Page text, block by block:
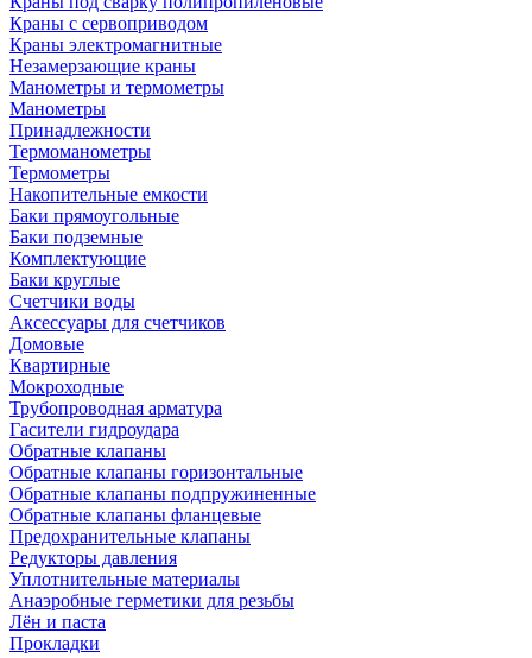
Краны с сервоприводом
Краны электромагнитные
Незамерзающие краны
Манометры и термометры
Манометры
Принадлежности
Термоманометры
Термометры
Накопительные емкости
Баки прямоугольные
Баки подземные
Комплектующие
Баки круглые
Счетчики воды
Аксессуары для счетчиков
Домовые
Квартирные
Мокроходные
Трубопроводная арматура
Гасители гидроудара
Обратные клапаны
Обратные клапаны горизонтальные
Обратные клапаны подпружиненные
Обратные клапаны фланцевые
Предохранительные клапаны
Редукторы давления
Уплотнительные материалы
Анаэробные герметики для резьбы
Лён и паста
Прокладки